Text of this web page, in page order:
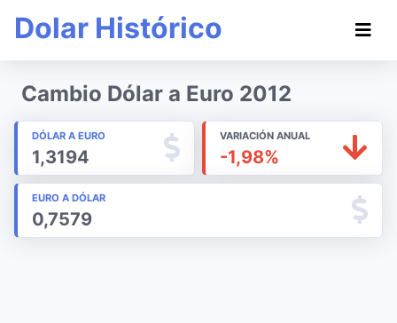
Dolar Histórico
Cambio Dólar a Euro 2012
DÓLAR A EURO
1,3194
VARIACIÓN ANUAL
-1,98%
EURO A DÓLAR
0,7579